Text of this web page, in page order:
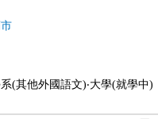
(其他外國語文)‧大學(就學中)